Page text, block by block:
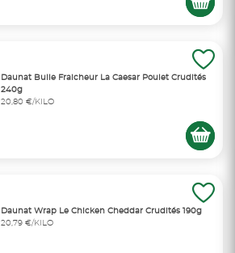
Daunat Bulle Fraicheur La Caesar Poulet Crudités
240g
20,80 €/KILO
Daunat Wrap Le Chicken Cheddar Crudités 190g
20,79 €/KILO